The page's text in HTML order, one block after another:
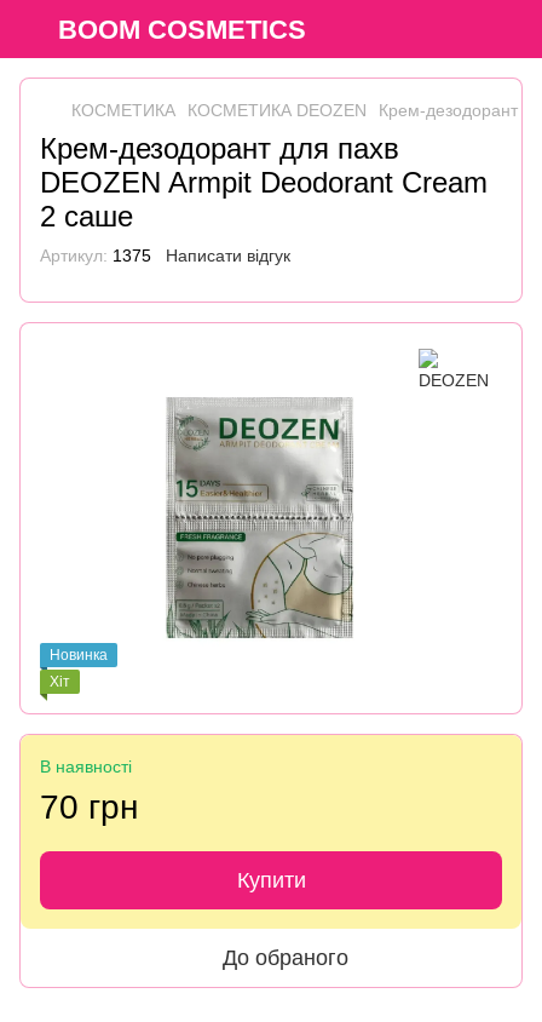
BOOM COSMETICS
КОСМЕТИКА КОСМЕТИКА DEOZEN Крем-дезодорант
Крем-дезодорант для пахв
DEOZEN Armpit Deodorant Cream
2 саше
Артикул: 1375 Написати відгук
Новинка
Хіт
В наявності
70 грн
Купити
До обраного